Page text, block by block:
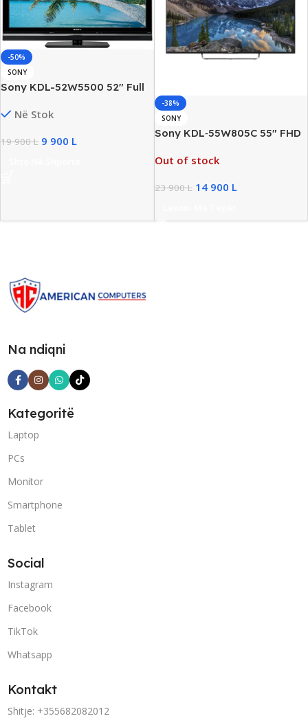
-50%
SONY
Sony KDL-52W5500 52″ Full
Në Stok
19 900L 9 900 L
-38%
SONY
Sony KDL‑55W805C 55″ FHD
Ethernet, HDMI & USB
Out of stock
23 900L 14 900 L
Na ndiqni
Kategoritë
Laptop
PCs
Monitor
Smartphone
Tablet
Social
Instagram
Facebook
TikTok
Whatsapp
Kontakt
Shitje: +355682082012